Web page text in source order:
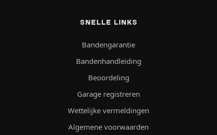
SNELLE LINKS
Bandengarantie
Bandenhandleiding
Beoordeling
Garage registreren
Wettelijke vermeldingen
Algemene voorwaarden